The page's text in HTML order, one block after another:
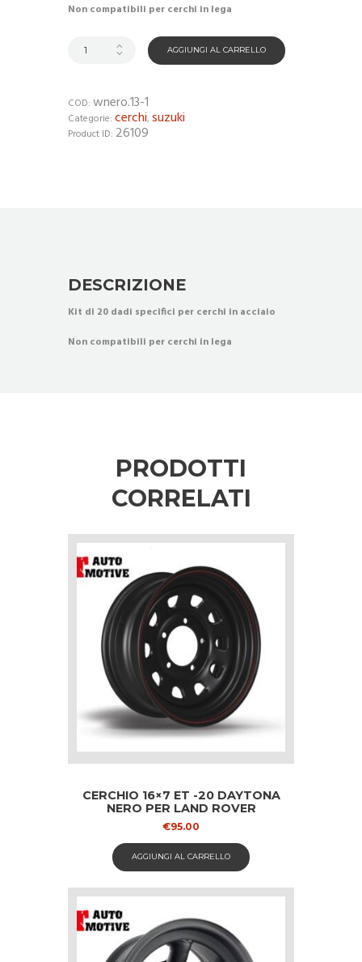
Non compatibili per cerchi in lega
AGGIUNGI AL CARRELLO
COD: wnero.13-1
Categorie: cerchi, suzuki
Product ID: 26109
DESCRIZIONE
Kit di 20 dadi specifici per cerchi in acciaio
Non compatibili per cerchi in lega
PRODOTTI
CORRELATI
CERCHIO 16×7 ET -20 DAYTONA
NERO PER LAND ROVER
DISCOVERY 2
€95.00
AGGIUNGI AL CARRELLO